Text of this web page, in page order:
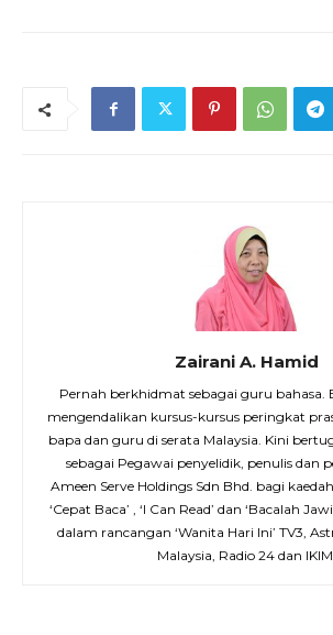
Zairani A. Hamid
Pernah berkhidmat sebagai guru bahasa.
mengendalikan kursus-kursus peringkat
bapa dan guru di serata Malaysia. Kini
sebagai Pegawai penyelidik, penulis dan
Ameen Serve Holdings Sdn Bhd. bagi
‘Cepat Baca’ , ‘I Can Read’ dan ‘Bacalah
dalam rancangan ‘Wanita Hari Ini’ TV3,
Malaysia, Radio 24 dan